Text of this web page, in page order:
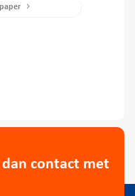
contact met